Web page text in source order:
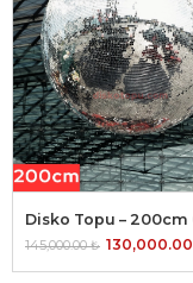
145,000.00₺ 130,000.00